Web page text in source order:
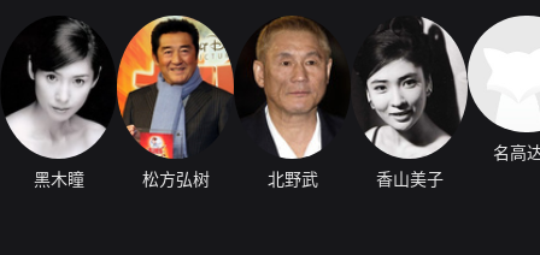
黑木瞳 松方弘树 北野武 香山美子
名高